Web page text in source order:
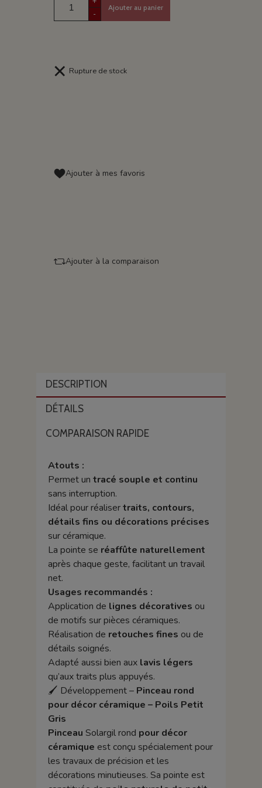
-
Ajouter au panier
Rupture de stock
Ajouter à mes favoris
Ajouter à la comparaison
DESCRIPTION
DÉTAILS
COMPARAISON RAPIDE
Atouts :
Permet un tracé souple et continu
sans interruption.
Idéal pour réalisertraits, contours,
détails fins ou décorations précises
sur céramique.
La pointe se réaffûte naturellement
après chaque geste, facilitant un travail
net.
Usages recommandés :
Application de lignes décoratives ou
de motifs sur pièces céramiques.
Réalisation de retouches fines ou de
détails soignés.
Adapté aussi bien aux lavis légers
qu’aux traits plus appuyés.
🖌️ Développement – Pinceau rond
pour décor céramique – Poils Petit
Gris
Pinceau Solargil rond pour décor
céramique est conçu spécialement pour
les travaux de précision et les
décorations minutieuses. Sa pointe est